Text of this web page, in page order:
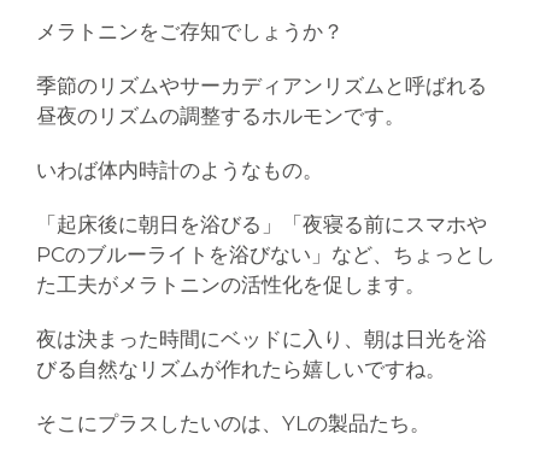
メラトニンをご存知でしょうか？
季節のリズムやサーカディアンリズムと呼ばれる
昼夜のリズムの調整するホルモンです。
いわば体内時計のようなもの。
「起床後に朝日を浴びる」「夜寝る前にスマホや
PCのブルーライトを浴びない」など、ちょっとし
た工夫がメラトニンの活性化を促します。
夜は決まった時間にベッドに入り、朝は日光を浴
びる自然なリズムが作れたら嬉しいですね。
そこにプラスしたいのは、YLの製品たち。